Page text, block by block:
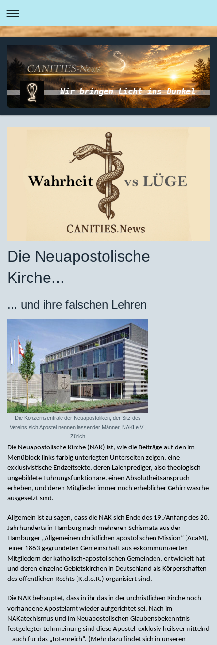
Wir bringen Licht ins Dunkel
Die Neuapostolische
Kirche...
... und ihre falschen Lehren
Die Konzernzentrale der Neuapostoliken, der Sitz des
Vereins sich Apostel nennen lassender Männer, NAKI e.V.,
Zürich
Die Neuapostolische Kirche (NAK) ist, wie die Beiträge auf den im
Menüblock links farbig unterlegten Unterseiten zeigen, eine
exklusivistische Endzeitsekte, deren Laienprediger, also theologisch
ungebildete Führungsfunktionäre, einen Absolutheitsanspruch
erheben, und deren Mitglieder immer noch erheblicher Gehirnwäsche
ausgesetzt sind.
Allgemein ist zu sagen, dass die NAK sich Ende des 19./Anfang des 20.
Jahrhunderts in Hamburg nach mehreren Schismata aus der
Hamburger „Allgemeinen christlichen apostolischen Mission“ (AcaM),
einer 1863 gegründeten Gemeinschaft aus exkommunizierten
Mitgliedern der katholisch-apostolischen Gemeinden, entwickelt hat
und deren einzelne Gebietskirchen in Deutschland als Körperschaften
des öffentlichen Rechts (K.d.ö.R.) organisiert sind.
Die NAK behauptet, dass in ihr das in der urchristlichen Kirche noch
vorhandene Apostelamt wieder aufgerichtet sei. Nach im
NAKatechismus und im Neuapostolischen Glaubensbekenntnis
festgelegter Lehrmeinung sind diese Apostel exklusiv heilsvermittelnd
– auch für das „Totenreich“. (Mehr dazu findet sich in unseren